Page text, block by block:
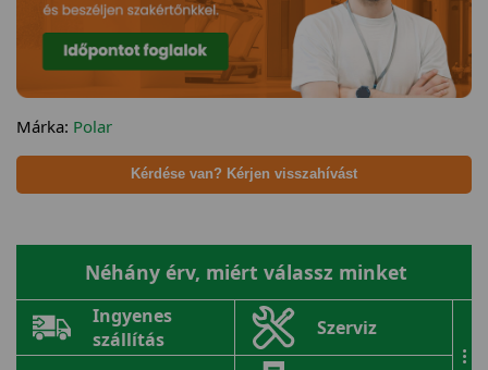
Márka: Polar
Kérdése van? Kérjen visszahívást
Néhány érv, miért válassz minket
Ingyenes
szállítás
Szerviz
...